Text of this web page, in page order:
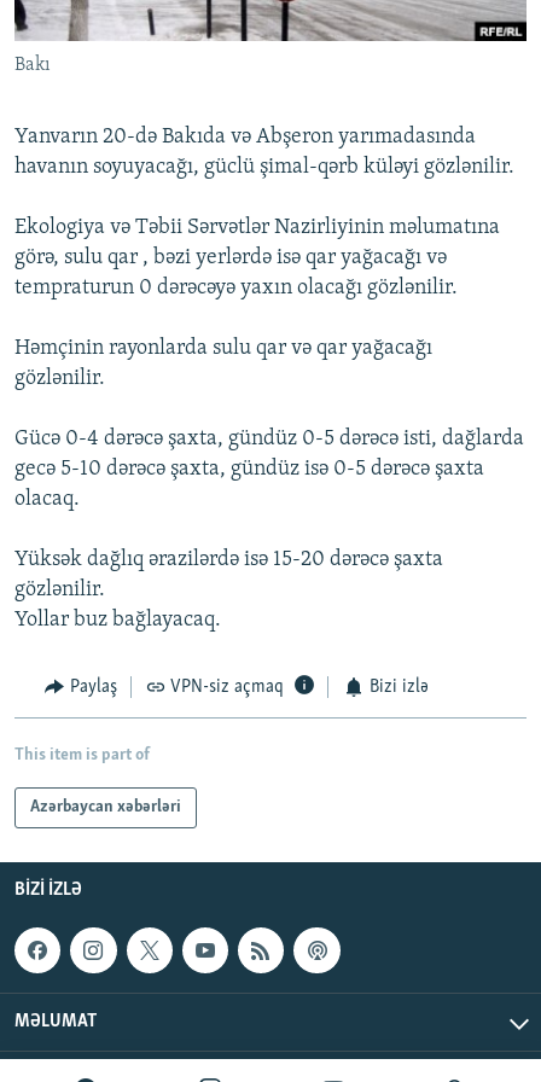
İNFOQRAFIKA
KARIKATURA
AZƏRBAYCAN ƏDƏBIYYATI KITABXANASI
İSLAM VƏ DEMOKRATIYA
MISSIYAMIZ
PEŞƏ ETIKASI VƏ JURNALISTIKA STANDARTLARIMIZ
AZADLIQRADIOSU MOBIL TELEFONUNUZDA
XƏBƏR BÜLLETENLƏRIMIZ
BIZI IZLƏ
RFE/RL-in bütün saytları
Bakı
Yanvarın 20-də Bakıda və Abşeron yarımadasında
havanın soyuyacağı, güclü şimal-qərb küləyi gözlənilir.
Ekologiya və Təbii Sərvətlər Nazirliyinin məlumatına
görə, sulu qar , bəzi yerlərdə isə qar yağacağı və
tempraturun 0 dərəcəyə yaxın olacağı gözlənilir.
Həmçinin rayonlarda sulu qar və qar yağacağı
gözlənilir.
Gücə 0-4 dərəcə şaxta, gündüz 0-5 dərəcə isti, dağlarda
gecə 5-10 dərəcə şaxta, gündüz isə 0-5 dərəcə şaxta
olacaq.
Yüksək dağlıq ərazilərdə isə 15-20 dərəcə şaxta
gözlənilir.
Yollar buz bağlayacaq.
Paylaş VPN-siz açmaq Bizi izlə
This item is part of
Azərbaycan xəbərləri
BIZI IZLƏ
MƏLUMAT